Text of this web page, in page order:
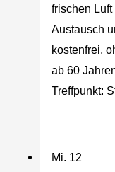
frischen
Austausch
kostenfrei,
ab 60
Treffpunkt:
Mi. 12